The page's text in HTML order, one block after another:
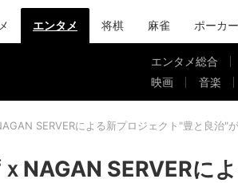
エンタメ 将棋 麻雀 ポーカー
エンタメ総合
映画
音楽
SERVERによる新プロジェクト"豊と良治"
NAGAN SERVERに